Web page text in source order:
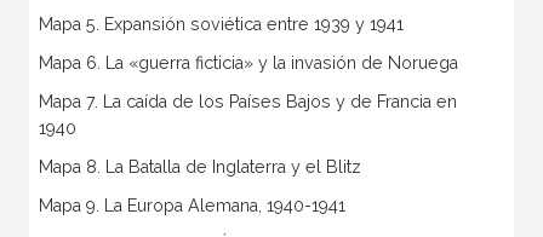
Mapa 5. Expansión soviética entre 1939 y 1941
Mapa 6. La «guerra ficticia» y la invasión de Noruega
Mapa 7. La caída de los Países Bajos y de Francia en
1940
Mapa 8. La Batalla de Inglaterra y el Blitz
Mapa 9. La Europa Alemana, 1940-1941